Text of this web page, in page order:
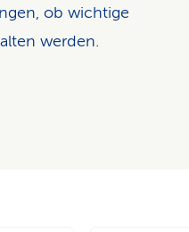
ob wichtige
werden.